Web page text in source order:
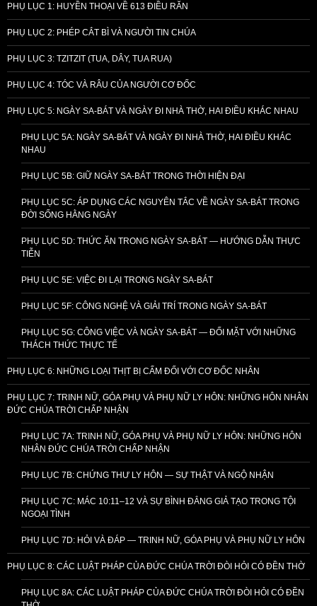
PHỤ LỤC 1: HUYỀN THOẠI VỀ 613 ĐIỀU RĂN
PHỤ LỤC 2: PHÉP CẮT BÌ VÀ NGƯỜI TIN CHÚA
PHỤ LỤC 3: TZITZIT (TUA, DÂY, TUA RUA)
PHỤ LỤC 4: TÓC VÀ RÂU CỦA NGƯỜI CƠ ĐỐC
PHỤ LỤC 5: NGÀY SA-BÁT VÀ NGÀY ĐI NHÀ THỜ, HAI ĐIỀU KHÁC NHAU
PHỤ LỤC 5A: NGÀY SA-BÁT VÀ NGÀY ĐI NHÀ THỜ, HAI ĐIỀU KHÁC
NHAU
PHỤ LỤC 5B: GIỮ NGÀY SA-BÁT TRONG THỜI HIỆN ĐẠI
PHỤ LỤC 5C: ÁP DỤNG CÁC NGUYÊN TẮC VỀ NGÀY SA-BÁT TRONG
ĐỜI SỐNG HẰNG NGÀY
PHỤ LỤC 5D: THỨC ĂN TRONG NGÀY SA-BÁT — HƯỚNG DẪN THỰC
TIỄN
PHỤ LỤC 5E: VIỆC ĐI LẠI TRONG NGÀY SA-BÁT
PHỤ LỤC 5F: CÔNG NGHỆ VÀ GIẢI TRÍ TRONG NGÀY SA-BÁT
PHỤ LỤC 5G: CÔNG VIỆC VÀ NGÀY SA-BÁT — ĐỐI MẶT VỚI NHỮNG
THÁCH THỨC THỰC TẾ
PHỤ LỤC 6: NHỮNG LOẠI THỊT BỊ CẤM ĐỐI VỚI CƠ ĐỐC NHÂN
PHỤ LỤC 7: TRINH NỮ, GÓA PHỤ VÀ PHỤ NỮ LY HÔN: NHỮNG HÔN NHÂN
ĐỨC CHÚA TRỜI CHẤP NHẬN
PHỤ LỤC 7A: TRINH NỮ, GÓA PHỤ VÀ PHỤ NỮ LY HÔN: NHỮNG HÔN
NHÂN ĐỨC CHÚA TRỜI CHẤP NHẬN
PHỤ LỤC 7B: CHỨNG THƯ LY HÔN — SỰ THẬT VÀ NGỘ NHẬN
PHỤ LỤC 7C: MÁC 10:11–12 VÀ SỰ BÌNH ĐẲNG GIẢ TẠO TRONG TỘI
NGOẠI TÌNH
PHỤ LỤC 7D: HỎI VÀ ĐÁP — TRINH NỮ, GÓA PHỤ VÀ PHỤ NỮ LY HÔN
PHỤ LỤC 8: CÁC LUẬT PHÁP CỦA ĐỨC CHÚA TRỜI ĐÒI HỎI CÓ ĐỀN THỜ
PHỤ LỤC 8A: CÁC LUẬT PHÁP CỦA ĐỨC CHÚA TRỜI ĐÒI HỎI CÓ ĐỀN